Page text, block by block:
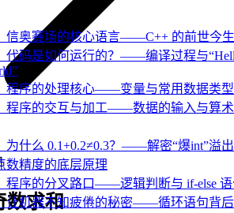
信奥赛场的核心语言——C++ 的前世今生
代码是如何运行的？——编译过程与
程序的处理核心——变量与常用数据类型
程序的交互与加工——数据的输入与算
为什么 0.1+0.2≠0.3？——解密“爆int”溢
数精度的底层原理
程序的分叉路口——逻辑判断与 if-else
让机器不知疲倦的秘密——循环语句背
数求和